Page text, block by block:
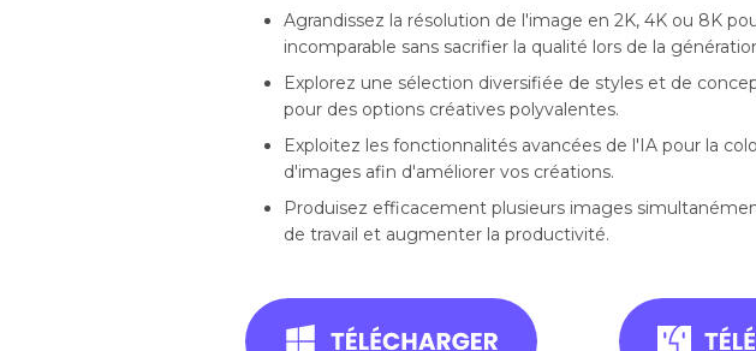
Agrandissez la résolution de l'image en 2K, 4K ou 8K
incomparable sans sacrifier la qualité lors de la
Explorez une sélection diversifiée de styles et de
pour des options créatives polyvalentes.
Exploitez les fonctionnalités avancées de l'IA pour la
d'images afin d'améliorer vos créations.
Produisez efficacement plusieurs images
de travail et augmenter la productivité.